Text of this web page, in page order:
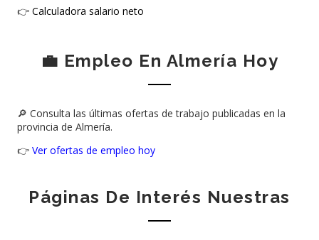
👉 Calculadora salario neto
💼 Empleo En Almería Hoy
🔎 Consulta las últimas ofertas de trabajo publicadas en la
provincia de Almería.
👉 Ver ofertas de empleo hoy
Páginas De Interés Nuestras